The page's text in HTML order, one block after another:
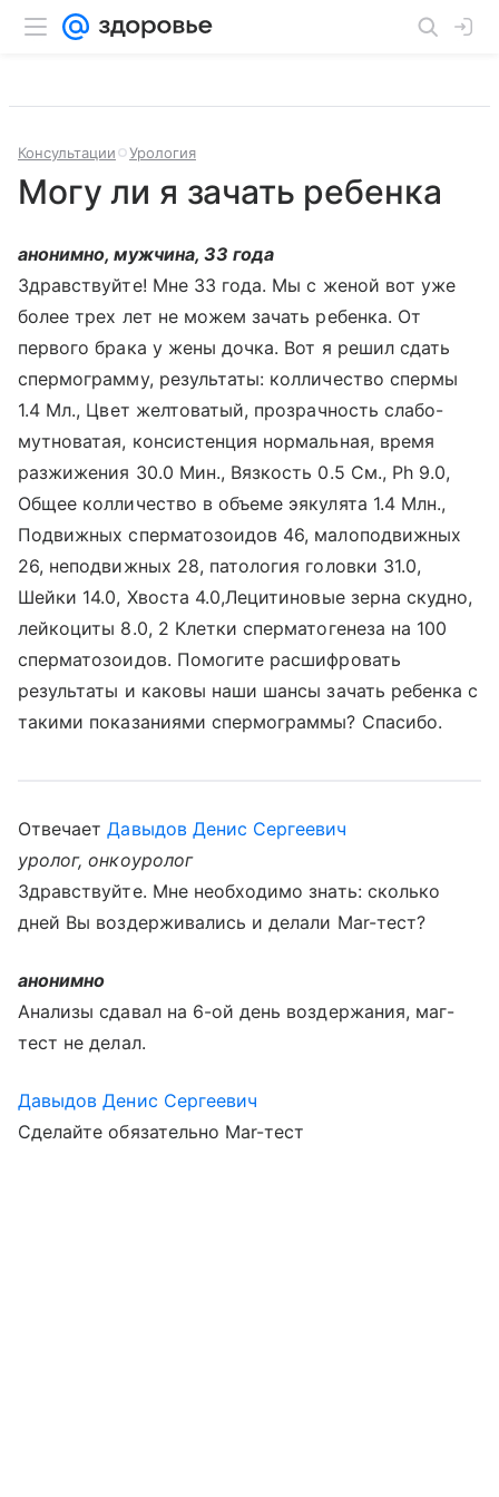
Консультации Урология
Могу ли я зачать ребенка
анонимно, мужчина, 33 года
Здравствуйте! Мне 33 года. Мы с женой вот уже
более трех лет не можем зачать ребенка. От
первого брака у жены дочка. Вот я решил сдать
спермограмму, результаты: колличество спермы
1.4 Мл., Цвет желтоватый, прозрачность слабо-
мутноватая, консистенция нормальная, время
разжижения 30.0 Мин., Вязкость 0.5 См., Ph 9.0,
Общее колличество в объеме эякулята 1.4 Млн.,
Подвижных сперматозоидов 46, малоподвижных
26, неподвижных 28, патология головки 31.0,
Шейки 14.0, Хвоста 4.0,Лецитиновые зерна скудно,
лейкоциты 8.0, 2 Клетки сперматогенеза на 100
сперматозоидов. Помогите расшифровать
результаты и каковы наши шансы зачать ребенка с
такими показаниями спермограммы? Спасибо.
ОтвечаетДавыдов Денис Сергеевич
уролог, онкоуролог
Здравствуйте. Мне необходимо знать: сколько
дней Вы воздерживались и делали Mar-тест?
анонимно
Анализы сдавал на 6-ой день воздержания, маг-
тест не делал.
Давыдов Денис Сергеевич
Сделайте обязательно Mar-тест